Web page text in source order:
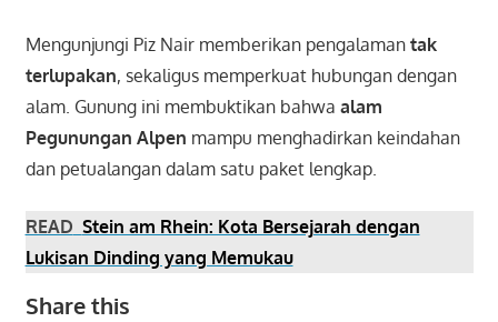
Mengunjungi Piz Nair memberikan pengalaman tak
terlupakan, sekaligus memperkuat hubungan dengan
alam. Gunung ini membuktikan bahwa alam
Pegunungan Alpen mampu menghadirkan keindahan
dan petualangan dalam satu paket lengkap.
READ Stein am Rhein: Kota Bersejarah dengan
Lukisan Dinding yang Memukau
Share this